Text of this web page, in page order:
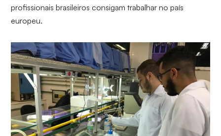
profissionais brasileiros consigam trabalhar no país
europeu.